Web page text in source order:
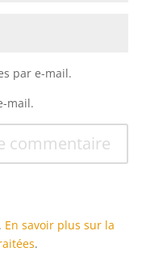
par e-mail.
mail.
commentaire
En savoir plus sur la
.